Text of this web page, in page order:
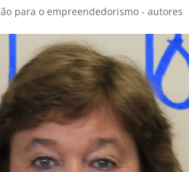
para o empreendedorismo - autores